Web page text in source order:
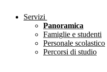
Servizi
Panoramica
Famiglie e studenti
Personale scolastico
Percorsi di studio